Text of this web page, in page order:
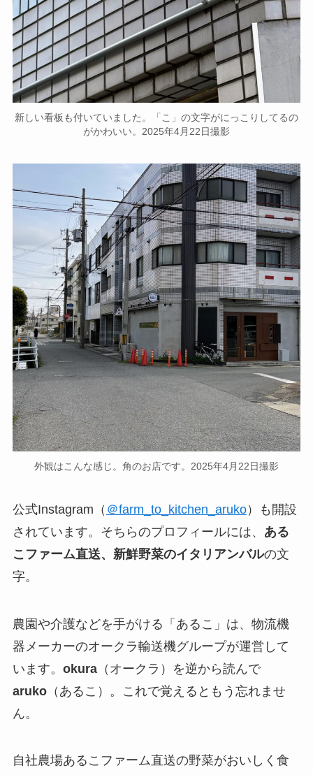
新しい看板も付いていました。「こ」の文字がにっこりしてるの
がかわいい。2025年4月22日撮影
外観はこんな感じ。角のお店です。2025年4月22日撮影
公式Instagram（ ＠farm_to_kitchen_aruko）も開設
されています。そちらのプロフィールには、 ある
こファーム直送、新鮮野菜のイタリアンバルの文
字。
農園や介護などを手がける「あるこ」は、物流機
器メーカーのオークラ輸送機グループが運営して
います。 okura（オークラ）を逆から読んで
aruko（あるこ）。これで覚えるともう忘れませ
ん。
自社農場あるこファーム直送の野菜がおいしく食